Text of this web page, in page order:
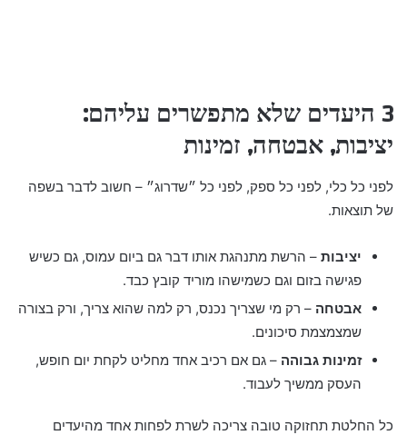
3 היעדים שלא מתפשרים עליהם:
יציבות, אבטחה, זמינות
לפני כל כלי, לפני כל ספק, לפני כל ״שדרוג״ – חשוב לדבר בשפה
של תוצאות.
יציבות – הרשת מתנהגת אותו דבר גם ביום עמוס, גם כשיש
פגישה בזום וגם כשמישהו מוריד קובץ כבד.
אבטחה – רק מי שצריך נכנס, רק למה שהוא צריך, ורק בצורה
שמצמצמת סיכונים.
זמינות גבוהה – גם אם רכיב אחד מחליט לקחת יום חופש,
העסק ממשיך לעבוד.
כל החלטת תחזוקה טובה צריכה לשרת לפחות אחד מהיעדים